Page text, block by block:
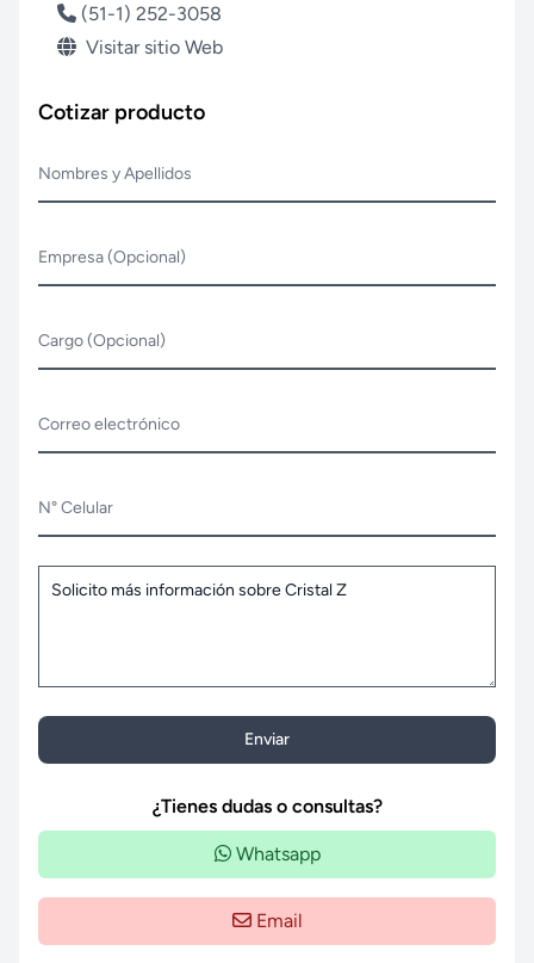
(51-1) 252-3058
Visitar sitio Web
Cotizar producto
Nombres y Apellidos
Empresa (Opcional)
Cargo (Opcional)
Correo electrónico
N° Celular
Enviar
¿Tienes dudas o consultas?
Whatsapp
Email